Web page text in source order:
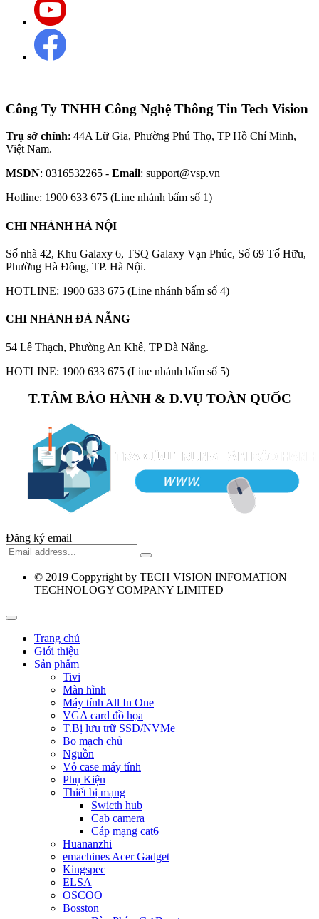
Công Ty TNHH Công Nghệ Thông Tin Tech Vision
Trụ sở chính: 44A Lữ Gia, Phường Phú Thọ, TP Hồ Chí Minh,
Việt Nam.
MSDN: 0316532265 - Email: support@vsp.vn
Hotline: 1900 633 675 (Line nhánh bấm số 1)
CHI NHÁNH HÀ NỘI
Số nhà 42, Khu Galaxy 6, TSQ Galaxy Vạn Phúc, Số 69 Tố Hữu,
Phường Hà Đông, TP. Hà Nội.
HOTLINE: 1900 633 675 (Line nhánh bấm số 4)
CHI NHÁNH ĐÀ NẴNG
54 Lê Thạch, Phường An Khê, TP Đà Nẵng.
HOTLINE: 1900 633 675 (Line nhánh bấm số 5)
T.TÂM BẢO HÀNH & D.VỤ TOÀN QUỐC
Đăng ký email
© 2019 Coppyright by TECH VISION INFOMATION
TECHNOLOGY COMPANY LIMITED
Trang chủ
Giới thiệu
Sản phẩm
Tivi
Màn hình
Máy tính All In One
VGA card đồ họa
T.Bị lưu trữ SSD/NVMe
Bo mạch chủ
Nguồn
Vỏ case máy tính
Phụ Kiện
Thiết bị mạng
Swicth hub
Cab camera
Cáp mạng cat6
Huananzhi
emachines Acer Gadget
Kingspec
ELSA
OSCOO
Bosston